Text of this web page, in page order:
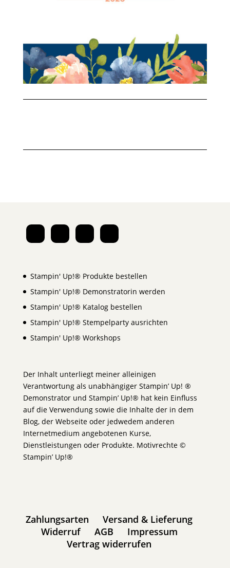
Stampin' Up!® Produkte bestellen
Stampin' Up!® Demonstratorin werden
Stampin' Up!® Katalog bestellen
Stampin' Up!® Stempelparty ausrichten
Stampin' Up!® Workshops
Der Inhalt unterliegt meiner alleinigen
Verantwortung als unabhängiger Stampin’ Up! ®
Demonstrator und Stampin’ Up!® hat kein Einfluss
auf die Verwendung sowie die Inhalte der in dem
Blog, der Webseite oder jedwedem anderen
Internetmedium angebotenen Kurse,
Dienstleistungen oder Produkte. Motivrechte ©
Stampin’ Up!®
Zahlungsarten
Versand & Lieferung
Widerruf
AGB
Impressum
Vertrag widerrufen